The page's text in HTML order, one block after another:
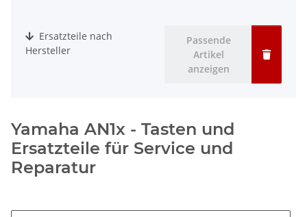
Ersatzteile nach
Hersteller
Passende
Artikel
anzeigen
Yamaha AN1x - Tasten und
Ersatzteile für Service und
Reparatur